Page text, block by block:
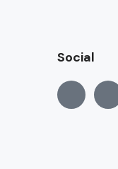
Social